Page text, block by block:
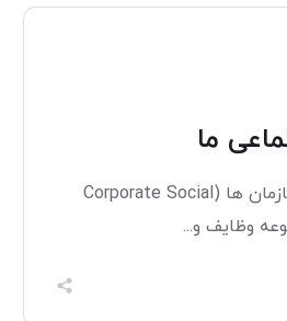
ما
مسئولیت اجتماعی سازمان ها (Corporate Social